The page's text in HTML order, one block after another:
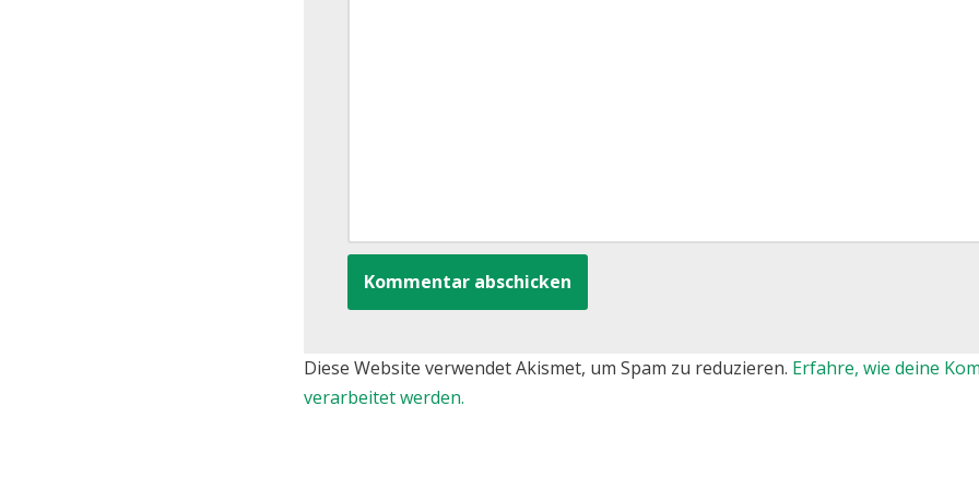
Diese Website verwendet Akismet, um Spam zu reduzieren. Erfahre, wie deine
verarbeitet werden.